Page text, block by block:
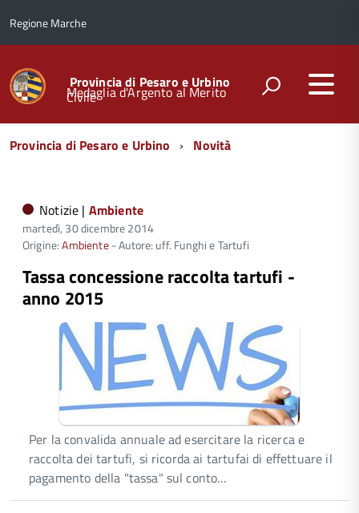
Regione Marche
Provincia di Pesaro e Urbino
Medaglia d'Argento al Merito
Civile
Menu
diProvincia di Pesaro e Urbino Novità
Notizie | Ambiente
martedì, 30 dicembre 2014
Origine:Ambiente- Autore: uff. Funghi e Tartufi
Tassa concessione raccolta tartufi -
anno 2015
Per la convalida annuale ad esercitare la ricerca e
raccolta dei tartufi, si ricorda ai tartufai di effettuare il
pagamento della "tassa" sul conto…